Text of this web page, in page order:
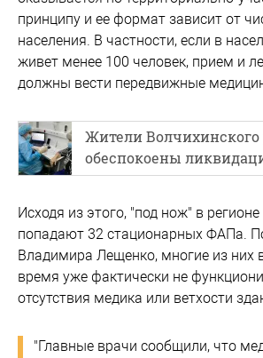
принципу и ее формат зависит от
населения. В частности, если в
живет менее 100 человек, прием и
должны вести передвижные
Жители Волчихинского
обеспокоены
Исходя из этого, "под нож" в
попадают 32 стационарных ФАПа.
Владимира Лещенко, многие из них
время уже фактически не
отсутствия медика или ветхости
"Главные врачи сообщили, что